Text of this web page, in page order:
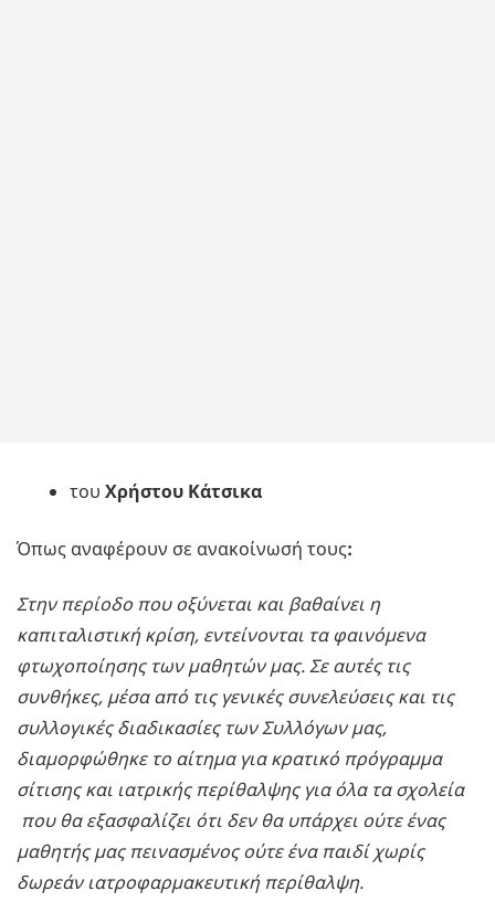
του Χρήστου Κάτσικα
Όπως αναφέρουν σε ανακοίνωσή τους:
Στην περίοδο που οξύνεται και βαθαίνει η
καπιταλιστική κρίση, εντείνονται τα φαινόμενα
φτωχοποίησης των μαθητών μας. Σε αυτές τις
συνθήκες, μέσα από τις γενικές συνελεύσεις και τις
συλλογικές διαδικασίες των Συλλόγων μας,
διαμορφώθηκε το αίτημα για κρατικό πρόγραμμα
σίτισης και ιατρικής περίθαλψης για όλα τα σχολεία
που θα εξασφαλίζει ότι δεν θα υπάρχει ούτε ένας
μαθητής μας πεινασμένος ούτε ένα παιδί χωρίς
δωρεάν ιατροφαρμακευτική περίθαλψη.